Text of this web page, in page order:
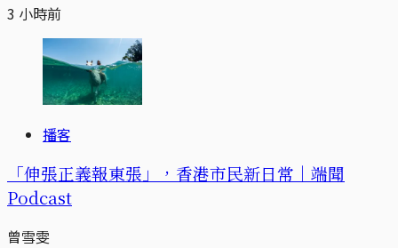
3 小時前
播客
「伸張正義報東張」，香港市民新日常｜端聞
Podcast
曾雪雯